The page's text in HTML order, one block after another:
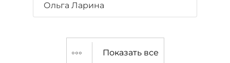
Петербурга".
Ольга Ларина
Показать все